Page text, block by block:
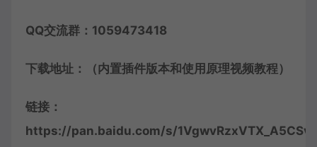
QQ交流群：1059473418
下载地址：（内置插件版本和使用原理视频教程）
链接：
https://pan.baidu.com/s/